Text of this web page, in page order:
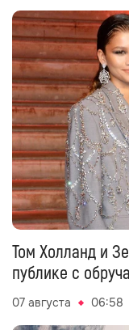
Том Холланд и
публике с
07 августа 06:58